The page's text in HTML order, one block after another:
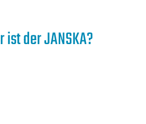
ist der JANSKA?